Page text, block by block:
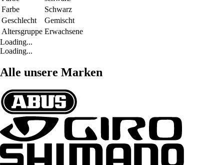
Farbe
Schwarz
Geschlecht
Gemischt
Altersgruppe Erwachsene
Loading...
Loading...
Alle unsere Marken